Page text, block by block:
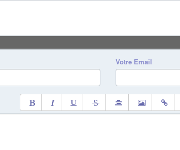
Votre Email